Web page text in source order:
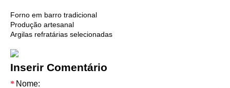
Forno em barro tradicional
Produção artesanal
Argilas refratárias selecionadas
Inserir Comentário
Nome: